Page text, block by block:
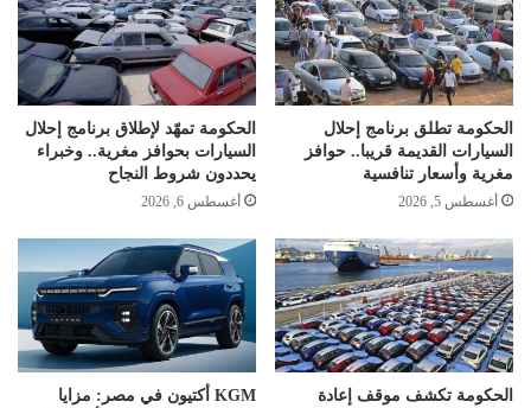
الحكومة تطلق برنامج إحلال
السيارات القديمة قريبا.. حوافز
مغرية وأسعار تنافسية
أغسطس 5, 2026
الحكومة تمهّد لإطلاق برنامج إحلال
السيارات بحوافز مغرية.. وخبراء
يحددون شروط النجاح
أغسطس 6, 2026
الحكومة تكشف موقف إعادة
KGM أكتيون في مصر: مزايا